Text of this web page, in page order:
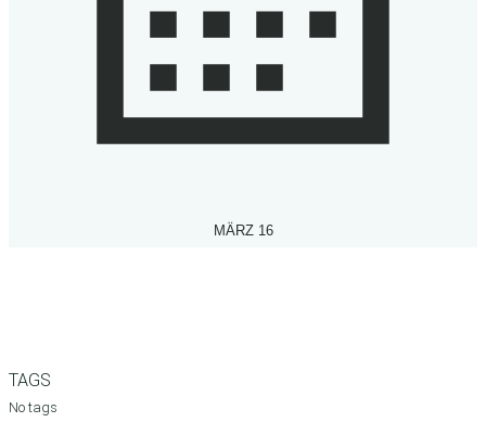
MÄRZ 16
TAGS
No tags